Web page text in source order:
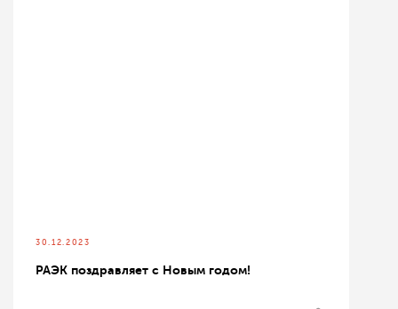
30.12.2023
РАЭК поздравляет с Новым годом!